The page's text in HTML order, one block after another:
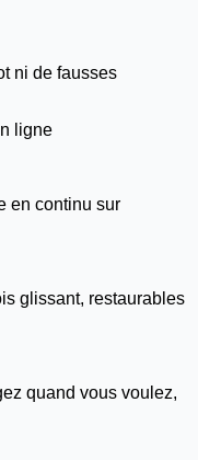
ni de fausses
ligne
en continu sur
glissant, restaurables
quand vous voulez,